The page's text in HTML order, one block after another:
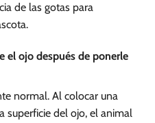
de las gotas para
el ojo después de ponerle
normal. Al colocar una
superficie del ojo, el animal